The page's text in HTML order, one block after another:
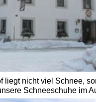
liegt nicht viel Schnee,
Schneeschuhe im